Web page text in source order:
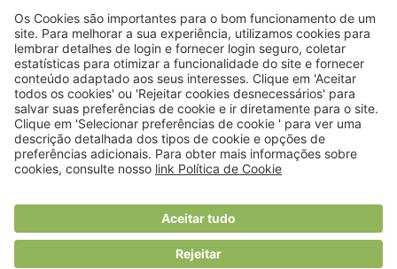
© 2018 Viver Saudável
O portal dos profissionais de nutrição